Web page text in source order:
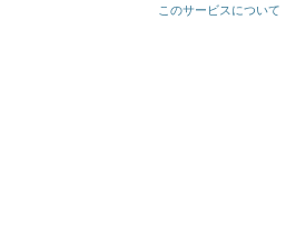
このサービスについて